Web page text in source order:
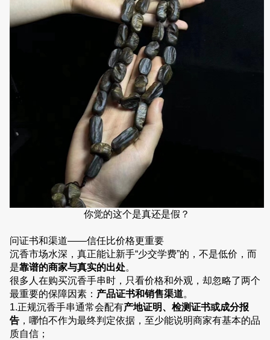
你觉的这个是真还是假？
问证书和渠道——信任比价格更重要
沉香市场水深，真正能让新手“少交学费”的，不是低价，而
是靠谱的商家与真实的出处。
很多人在购买沉香手串时，只看价格和外观，却忽略了两个
最重要的保障因素： 产品证书和销售渠道。
1.正规沉香手串通常会配有产地证明、检测证书或成分报
告 ，哪怕不作为最终判定依据，至少能说明商家有基本的品
质自信；